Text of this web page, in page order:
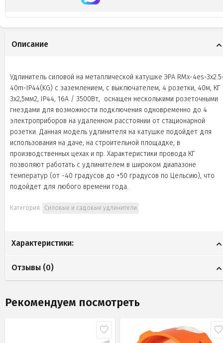
Описание
Удлинитель силовой на металлической катушке ЭРА RMx-4es-
40m-IP44(KG) с заземлением, с выключателем, 4 розетки, 40м, КГ
3x2,5мм2, IP44, 16А / 3500Вт, оснащен несколькими розеточными
гнездами для возможности подключения одновременно до 4
электроприборов на удаленном расстоянии от стационарной
розетки. Данная модель удлинителя на катушке подойдет для
использования на даче, на строительной площадке, в
производственных цехах и пр. Характеристики провода КГ
позволяют работать с удлинителем в широком диапазоне
температур (от -40 градусов до +50 градусов по Цельсию), что
подойдет для любого времени года.
Категория: Силовые и садовые удлинители
Характеристики:
Отзывы (0)
Рекомендуем посмотреть